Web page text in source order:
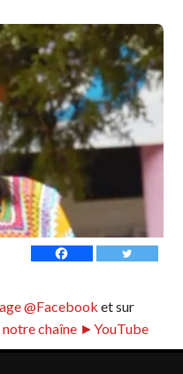
@Facebook et sur
notre chaîne ►YouTube